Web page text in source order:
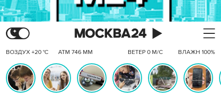
ВОЗДУХ +20 °C АТМ 746 ММ ВЕТЕР 0 М/С ВЛАЖН 100%